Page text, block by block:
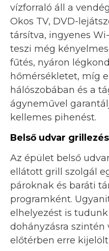
vízforraló áll a
Okos TV, DVD-
társítva, ingyenes
teszi még
fűtés, nyáron
hőmérsékletet, míg
hálószobában és a
ágyneművel
kellemes pihenést.
Belső udvar
Az épület belső
ellátott grill szolgál
pároknak és baráti
programként.
elhelyezést is
dohányzásra szintén
előtérben erre kijelölt